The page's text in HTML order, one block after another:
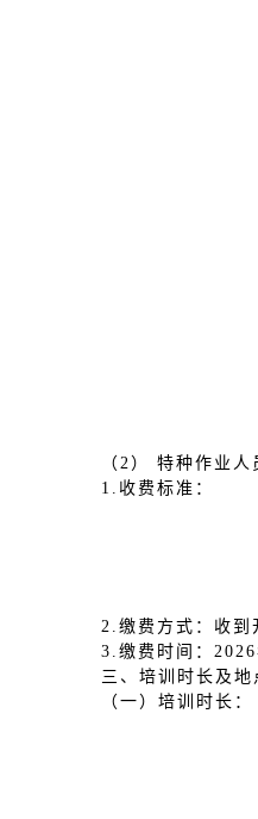
（2） 特种作业人
1.收费标准：
2.缴费方式：收到
3.缴费时间：
三、培训时长及地
（一）培训时长：